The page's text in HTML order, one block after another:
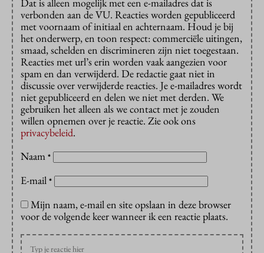
Dat is alleen mogelijk met een e-mailadres dat is
verbonden aan de VU. Reacties worden gepubliceerd
met voornaam of initiaal en achternaam. Houd je bij
het onderwerp, en toon respect: commerciële uitingen,
smaad, schelden en discrimineren zijn niet toegestaan.
Reacties met url’s erin worden vaak aangezien voor
spam en dan verwijderd. De redactie gaat niet in
discussie over verwijderde reacties. Je e-mailadres wordt
niet gepubliceerd en delen we niet met derden. We
gebruiken het alleen als we contact met je zouden
willen opnemen over je reactie. Zie ook ons
privacybeleid.
Naam *
E-mail *
Mijn naam, e-mail en site opslaan in deze browser
voor de volgende keer wanneer ik een reactie plaats.